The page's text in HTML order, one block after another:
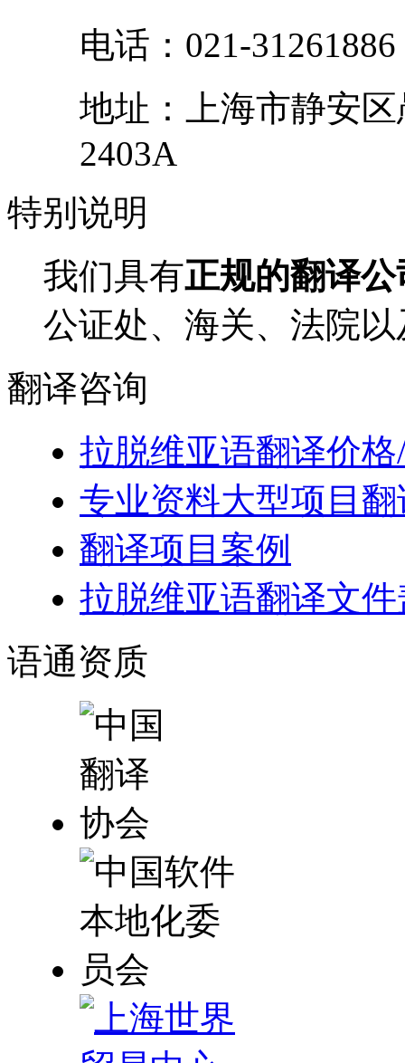
电话： 021-31261886
地址：
上海市静安区
2403A
特别 说明
我们具有正规的翻译
公证处、海关、法院
翻译咨询
拉脱维亚语翻译价
专业资料大型项目翻
翻译项目案例
拉脱维亚语翻译文
语通资质